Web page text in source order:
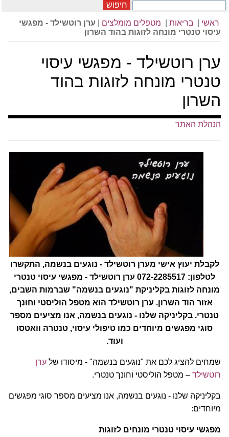
חיפוש
ראשי בריאות מטפלים מומלצים
ערן רוטשילד - מפגשי
עיסוי טנטרי מונחה לזוגות בהוד השרון
ערן רוטשילד - מפגשי עיסוי
טנטרי מונחה לזוגות בהוד
השרון
הנהלת האתר
לקבלת יעוץ אישי מערן רוטשילד - נוגעים בנשמה, התקשרו
לטלפון: 072-2285517 ערן רוטשילד - מפגשי עיסוי טנטרי
מונחה לזוגות בקליניקת "נוגעים בנשמה" שברמות השבים,
אזור הוד השרון. ערן רוטשילד הוא מטפל הוליסטי וחונך
טנטרי. בקליניקה שלנו - נוגעים בנשמה, אנו מציעים מספר
סוגי מפגשים מיוחדים כמו טיפולי עיסוי, טנטרה וואטסו
ועוד.
שמחים להציג לכם את "נוגעים בנשמה" - מיסודו של ערן
רוטשילד– מטפל הוליסטי וחונך טנטרי.
בקליניקה שלנו - נוגעים בנשמה, אנו מציעים מספר סוגי מפגשים
מיוחדים:
מפגשי עיסוי טנטרי מונחים לזוגות